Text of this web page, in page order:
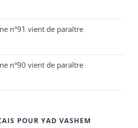
n°91 vient de paraître
n°90 vient de paraître
POUR YAD VASHEM